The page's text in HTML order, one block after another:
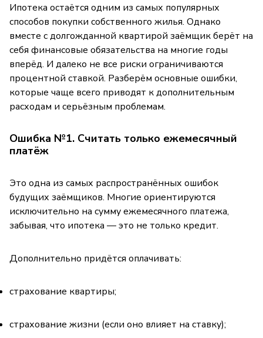
Ипотека остаётся одним из самых популярных
способов покупки собственного жилья. Однако
вместе с долгожданной квартирой заёмщик берёт на
себя финансовые обязательства на многие годы
вперёд. И далеко не все риски ограничиваются
процентной ставкой. Разберём основные ошибки,
которые чаще всего приводят к дополнительным
расходам и серьёзным проблемам.
Ошибка №1. Считать только ежемесячный
платёж
Это одна из самых распространённых ошибок
будущих заёмщиков. Многие ориентируются
исключительно на сумму ежемесячного платежа,
забывая, что ипотека — это не только кредит.
Дополнительно придётся оплачивать:
страхование квартиры;
страхование жизни (если оно влияет на ставку);